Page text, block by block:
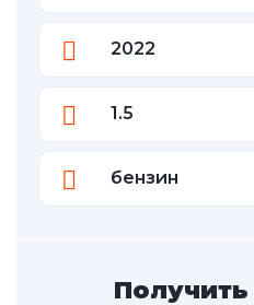
2022
1.5
бензин